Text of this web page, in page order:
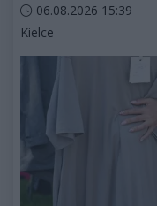
Data dodania artykułu:
06.08.2026 15:39
Kategorie artykułu:
Kielce